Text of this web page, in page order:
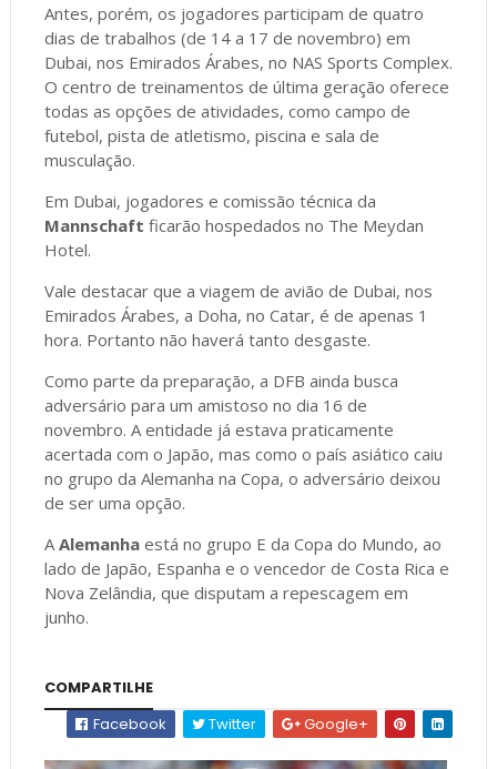
Antes, porém, os jogadores participam de quatro
dias de trabalhos (de 14 a 17 de novembro) em
Dubai, nos Emirados Árabes, no NAS Sports Complex.
O centro de treinamentos de última geração oferece
todas as opções de atividades, como campo de
futebol, pista de atletismo, piscina e sala de
musculação.
Em Dubai, jogadores e comissão técnica da
Mannschaft ficarão hospedados no The Meydan
Hotel.
Vale destacar que a viagem de avião de Dubai, nos
Emirados Árabes, a Doha, no Catar, é de apenas 1
hora. Portanto não haverá tanto desgaste.
Como parte da preparação, a DFB ainda busca
adversário para um amistoso no dia 16 de
novembro. A entidade já estava praticamente
acertada com o Japão, mas como o país asiático caiu
no grupo da Alemanha na Copa, o adversário deixou
de ser uma opção.
A Alemanhaestá no grupo E da Copa do Mundo, ao
lado de Japão, Espanha e o vencedor de Costa Rica e
Nova Zelândia, que disputam a repescagem em
junho.
COMPARTILHE
Facebook
Twitter Google+